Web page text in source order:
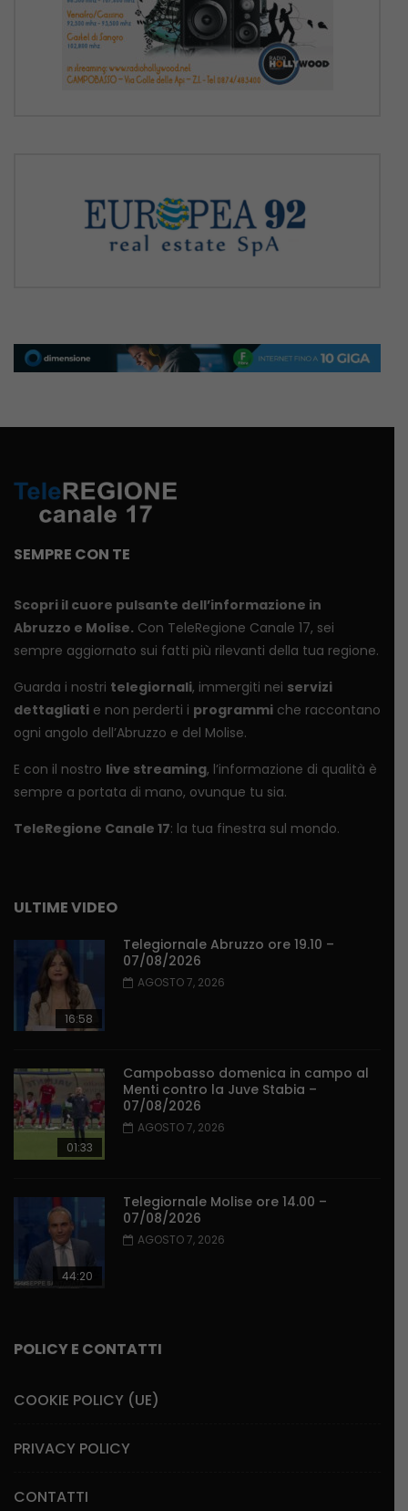
SEMPRE CON TE
Scopri il cuore pulsante dell’informazione in
Abruzzo e Molise. Con TeleRegione Canale 17, sei
sempre aggiornato sui fatti più rilevanti della tua regione.
Guarda i nostri telegiornali, immergiti nei servizi
dettagliati e non perderti i programmi che raccontano
ogni angolo dell’Abruzzo e del Molise.
E con il nostro live streaming, l’informazione di qualità è
sempre a portata di mano, ovunque tu sia.
TeleRegione Canale 17: la tua finestra sul mondo.
ULTIME VIDEO
16:58
Telegiornale Abruzzo ore 19.10 –
07/08/2026
AGOSTO 7, 2026
01:33
Campobasso domenica in campo al
Menti contro la Juve Stabia –
07/08/2026
AGOSTO 7, 2026
44:20
Telegiornale Molise ore 14.00 –
07/08/2026
AGOSTO 7, 2026
POLICY E CONTATTI
COOKIE POLICY (UE)
PRIVACY POLICY
CONTATTI